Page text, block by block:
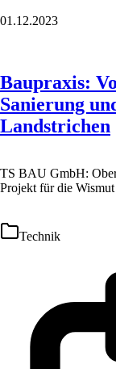
01.12.2023
Baupraxis:
Sanierung
Landstrichen
TS BAU GmbH:
Projekt für die Wismut
Technik